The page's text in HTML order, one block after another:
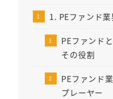
1. PEファンド
PEファンド
その役割
PEファンド
プレーヤー